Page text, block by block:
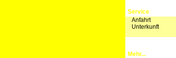
Service
Anfahrt
Unterkunft
Mehr...